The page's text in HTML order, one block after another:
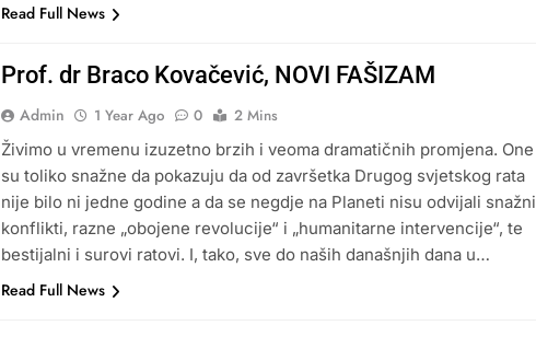
Read Full News
Prof. dr Braco Kovačević, NOVI FAŠIZAM
Admin 1 Year Ago 0
2 Mins
Živimo u vremenu izuzetno brzih i veoma dramatičnih promjena. One
su toliko snažne da pokazuju da od završetka Drugog svjetskog rata
nije bilo ni jedne godine a da se negdje na Planeti nisu odvijali snažni
konflikti, razne „obojene revolucije“ i „humanitarne intervencije“, te
bestijalni i surovi ratovi. I, tako, sve do naših današnjih dana u…
Read Full News